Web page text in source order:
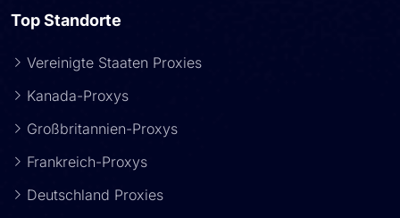
Top Standorte
Vereinigte Staaten Proxies
Kanada-Proxys
Großbritannien-Proxys
Frankreich-Proxys
Deutschland Proxies